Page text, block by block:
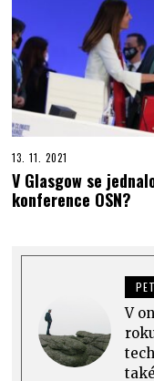
13. 11. 2021
V Glasgow se
konference OSN?
V